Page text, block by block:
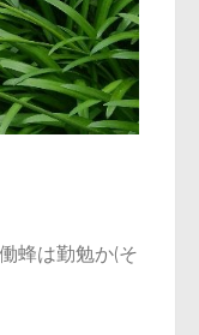
蜂は勤勉か(そ